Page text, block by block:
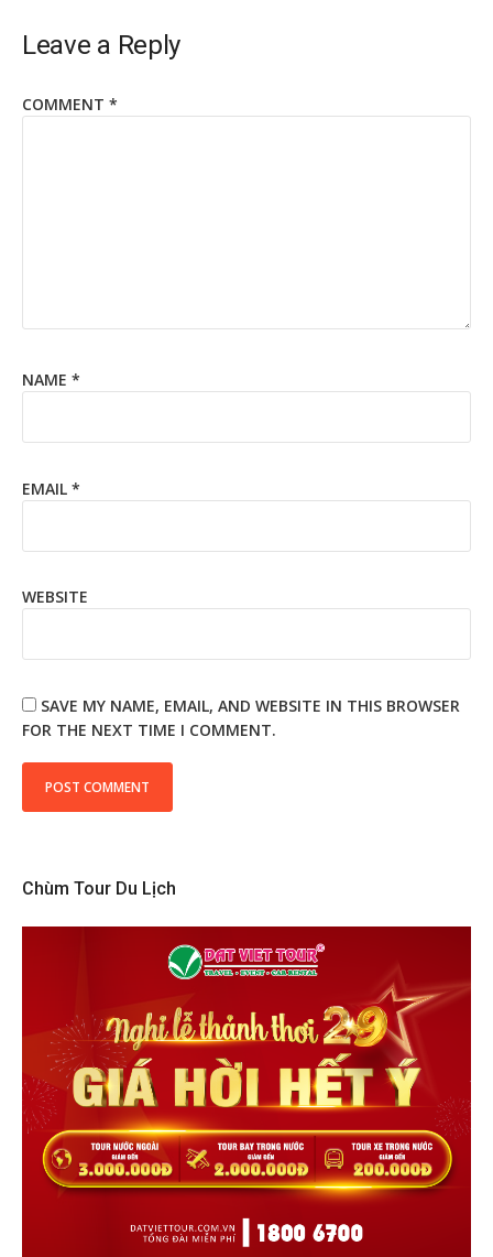
Leave a Reply
COMMENT *
NAME *
EMAIL *
WEBSITE
SAVE MY NAME, EMAIL, AND WEBSITE IN THIS BROWSER
FOR THE NEXT TIME I COMMENT.
Chùm Tour Du Lịch